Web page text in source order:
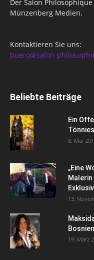
Der Salon
Münzenberg Medien.
Kontaktieren Sie uns:
buero@salon-
Beliebte Beiträge
Ein
8. Mai
„Eine
13.
19. März